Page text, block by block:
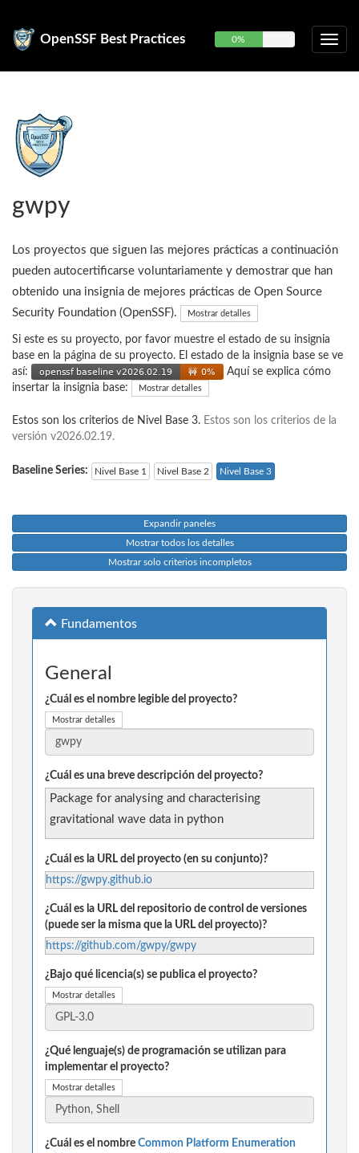
OpenSSF Best Practices 0%
gwpy
Los proyectos que siguen las mejores prácticas a continuación
pueden autocertificarse voluntariamente y demostrar que han
obtenido una insignia de mejores prácticas de Open Source
Security Foundation (OpenSSF).
Mostrar detalles
Si este es su proyecto, por favor muestre el estado de su insignia
base en la página de su proyecto. El estado de la insignia base se ve
así:
Aquí se explica cómo
insertar la insignia base:
Mostrar detalles
Estos son los criterios de Nivel Base 3. Estos son los criterios de la
versión v2026.02.19.
Baseline Series: Nivel Base 1 Nivel Base 2 Nivel Base 3
Expandir paneles
Mostrar todos los detalles
Mostrar solo criterios incompletos
Fundamentos
General
¿Cuál es el nombre legible del proyecto?
Mostrar detalles
¿Cuál es una breve descripción del proyecto?
Package for analysing and characterising
gravitational wave data in python
¿Cuál es la URL del proyecto (en su conjunto)?
https://gwpy.github.io
¿Cuál es la URL del repositorio de control de versiones
(puede ser la misma que la URL del proyecto)?
https://github.com/gwpy/gwpy
¿Bajo qué licencia(s) se publica el proyecto?
Mostrar detalles
¿Qué lenguaje(s) de programación se utilizan para
implementar el proyecto?
Mostrar detalles
¿Cuál es el nombre Common Platform Enumeration